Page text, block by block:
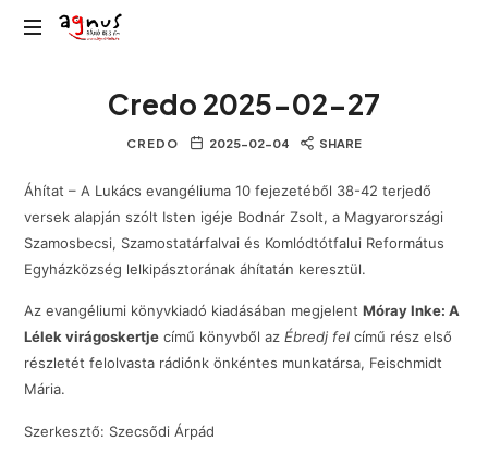
Agnus
közösségiCredo 2025-02-27
CREDO 2025-02-04 SHARE
Áhítat – A Lukács evangéliuma 10 fejezetéből 38-42 terjedő
versek alapján szólt Isten igéje Bodnár Zsolt, a Magyarországi
Szamosbecsi, Szamostatárfalvai és Komlódtótfalui Református
Egyházközség lelkipásztorának áhítatán keresztül.
Az evangéliumi könyvkiadó kiadásában megjelentMóray Inke: A
Lélek virágoskertje című könyvből azÉbredj fel című rész első
részletét felolvasta rádiónk önkéntes munkatársa, Feischmidt
Mária.
Szerkesztő: Szecsődi Árpád